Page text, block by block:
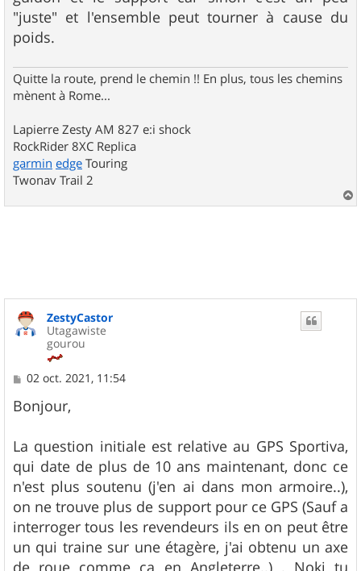
"juste" et l'ensemble peut tourner à cause du
poids.
Quitte la route, prend le chemin !! En plus, tous les chemins
mènent à Rome...
Lapierre Zesty AM 827 e:i shock
RockRider 8XC Replica
garmin edge Touring
Twonav Trail 2
a
ZestyCastor
Utagawiste
gourou
M
s
s
g
e
02 oct. 2021, 11:54
Bonjour,
La question initiale est relative au GPS Sportiva,
qui date de plus de 10 ans maintenant, donc ce
n'est plus soutenu (j'en ai dans mon armoire..),
on ne trouve plus de support pour ce GPS (Sauf a
interroger tous les revendeurs ils en on peut être
un qui traine sur une étagère, j'ai obtenu un axe
de roue comme ça en Angleterre..) . Noki tu